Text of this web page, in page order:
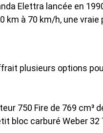
Elettra lancée en
à 70 km/h, une vraie
plusieurs options
750 Fire de 769 cm³
bloc carburé Weber